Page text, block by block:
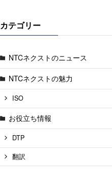
カテゴリー
NTCネクストのニュース
NTCネクストの魅力
ISO
お役立ち情報
DTP
翻訳